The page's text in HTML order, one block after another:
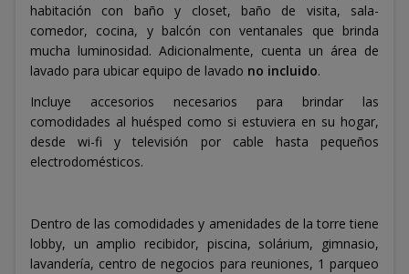
habitación con baño y closet, baño de visita, sala-
comedor, cocina, y balcón con ventanales que brinda
mucha luminosidad. Adicionalmente, cuenta un área de
lavado para ubicar equipo de lavado no incluido.
Incluye accesorios necesarios para brindar las
comodidades al huésped como si estuviera en su hogar,
desde wi-fi y televisión por cable hasta pequeños
electrodomésticos.
Dentro de las comodidades y amenidades de la torre tiene
lobby, un amplio recibidor, piscina, solárium, gimnasio,
lavandería, centro de negocios para reuniones, 1 parqueo